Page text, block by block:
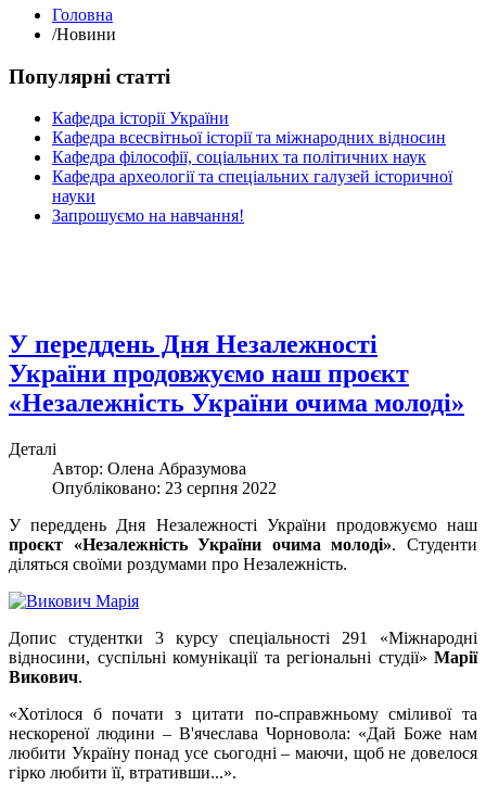
Головна
/Hовини
Популярні статті
Кафедра історії України
Кафедра всесвітньої історії та міжнародних відносин
Кафедра філософії, соціальних та політичних наук
Кафедра археології та спеціальних галузей історичної
науки
Запрошуємо на навчання!
У переддень Дня Незалежності
України продовжуємо наш проєкт
«Незалежність України очима молоді»
Деталі
Автор: Олена Абразумова
Опубліковано: 23 серпня 2022
У переддень Дня Незалежності України продовжуємо наш
проєкт «Незалежність України очима молоді». Студенти
діляться своїми роздумами про Незалежність.
Допис студентки 3 курсу спеціальності 291 «Міжнародні
відносини, суспільні комунікації та регіональні студії» Марії
Викович.
«Хотілося б почати з цитати по-справжньому сміливої та
нескореної людини – В'ячеслава Чорновола: «Дай Боже нам
любити Україну понад усе сьогодні – маючи, щоб не довелося
гірко любити її, втративши...».